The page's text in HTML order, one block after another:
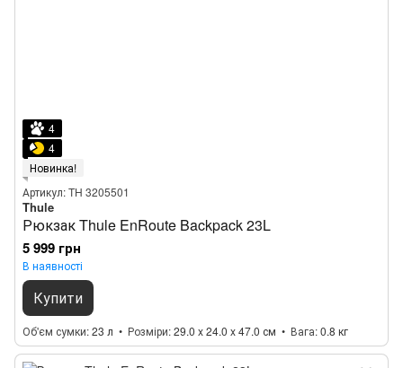
4
4
Новинка!
Артикул: TH 3205501
Thule
Рюкзак Thule EnRoute Backpack 23L
5 999 грн
В наявності
Купити
Об'єм сумки 23 л Розміри 29.0 x 24.0 x 47.0 см Вага 0.8 кг